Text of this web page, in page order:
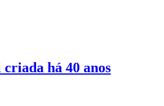
há 40 anos